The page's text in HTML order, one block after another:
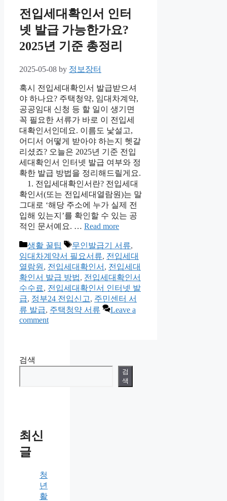
전입세대확인서 인터
넷 발급 가능한가요?
2025년 기준 총정리
2025-05-08 by 정보장터
혹시 전입세대확인서 발급받으셔
야 하나요? 주택청약, 임대차계약,
공공임대 신청 등 할 일이 생기면
꼭 필요한 서류가 바로 이 전입세
대확인서인데요. 이름도 낯설고,
어디서 어떻게 받아야 하는지 헷갈
리셨죠? 오늘은 2025년 기준 전입
세대확인서 인터넷 발급 여부와 정
확한 발급 방법을 정리해드릴게요.
1. 전입세대확인서란? 전입세대
확인서(또는 전입세대열람원)는 말
그대로 ‘해당 주소에 누가 실제 전
입해 있는지’를 확인할 수 있는 공
적인 문서예요. … Read more
Categories
생활 꿀팁 Tags
무인발급기 서류,
임대차계약서 필요서류, 전입세대
열람원 , 전입세대확인서 , 전입세대
확인서 발급 방법, 전입세대확인서
수수료, 전입세대확인서 인터넷 발
급, 정부24 전입신고, 주민센터 서
류 발급, 주택청약 서류
Leave a
comment
검색
검
색
최신
글
청
년
활